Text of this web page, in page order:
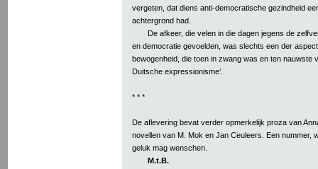
vergeten, dat diens anti-democratische gezindheid
achtergrond had.
De afkeer, die velen in die dagen jegens de
en democratie gevoelden, was slechts een der
bewogenheid, die toen in zwang was en ten nauwste
Duitsche expressionisme’.
* * *
De aflevering bevat verder opmerkelijk proza van
novellen van M. Mok en Jan Ceuleers. Een nummer,
geluk mag wenschen.
M.t.B.